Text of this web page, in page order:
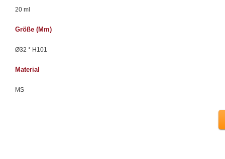
20 ml
Größe (mm)
Ø32 * H101
Material
MS